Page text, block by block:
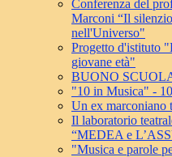
Conferenza del
Marconi “Il
nell'Universo"
Progetto d'istituto
giovane età"
BUONO
"10 in Musica" -
Un ex marconiano
Il laboratorio
“MEDEA e
"Musica e parole